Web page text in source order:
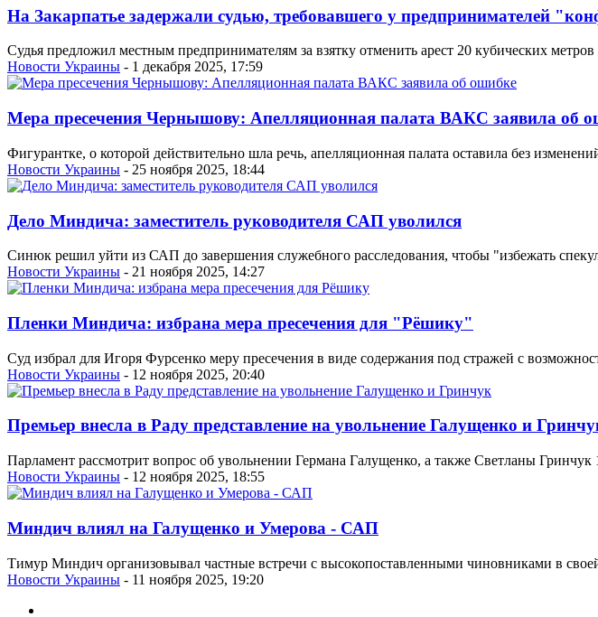
На Закарпатье задержали судью, требовавшего у предпринимателей
Судья предложил местным предпринимателям за взятку отменить арест 20 кубических
Новости Украины - 1 декабря 2025, 17:59
Мера пресечения Чернышову: Апелляционная палата ВАКС заявила об
Фигурантке, о которой действительно шла речь, апелляционная палата оставила без
Новости Украины - 25 ноября 2025, 18:44
Дело Миндича: заместитель руководителя САП уволился
Синюк решил уйти из САП до завершения служебного расследования, чтобы "избежать
Новости Украины - 21 ноября 2025, 14:27
Пленки Миндича: избрана мера пресечения для "Рёшику"
Суд избрал для Игоря Фурсенко меру пресечения в виде содержания под стражей с
Новости Украины - 12 ноября 2025, 20:40
Премьер внесла в Раду представление на увольнение Галущенко и
Парламент рассмотрит вопрос об увольнении Германа Галущенко, а также Светланы Гринчук
Новости Украины - 12 ноября 2025, 18:55
Миндич влиял на Галущенко и Умерова - САП
Тимур Миндич организовывал частные встречи с высокопоставленными чиновниками в
Новости Украины - 11 ноября 2025, 19:20